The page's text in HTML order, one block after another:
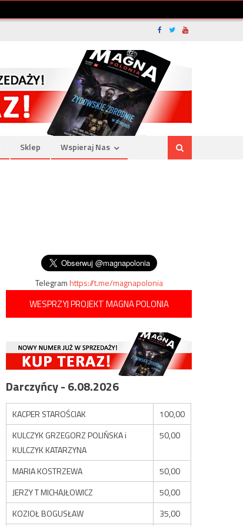
Sklep Wspieraj Nas
Telegramhttps://t.me/magnapolonia
WESPRZYJ PROJEKT MAGNA POLONIA
Darczyńcy - 6.08.2026
KACPER STAROŚCIAK
100,00
KULCZYK GRZEGORZ POLIŃSKA i
KULCZYK KATARZYNA
50,00
MARIA KOSTRZEWA
50,00
JERZY T MICHAJŁOWICZ
50,00
KOZIOŁ BOGUSŁAW
35,00